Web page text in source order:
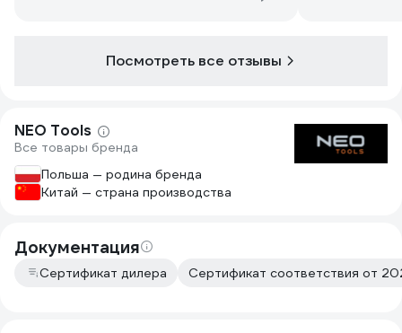
подходят, например головки. Хороший
Посмотреть все отзывы
NEO Tools
Все товары бренда
Польша — родина бренда
Китай — страна производства
Документация
Сертификат дилера Сертификат соответствия от